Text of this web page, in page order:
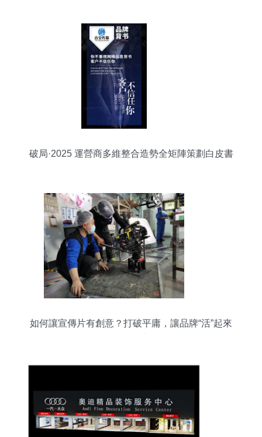
破局·2025 運營商多維整合造勢全矩陣策劃白皮書
如何讓宣傳片有創意？打破平庸，讓品牌“活”起來